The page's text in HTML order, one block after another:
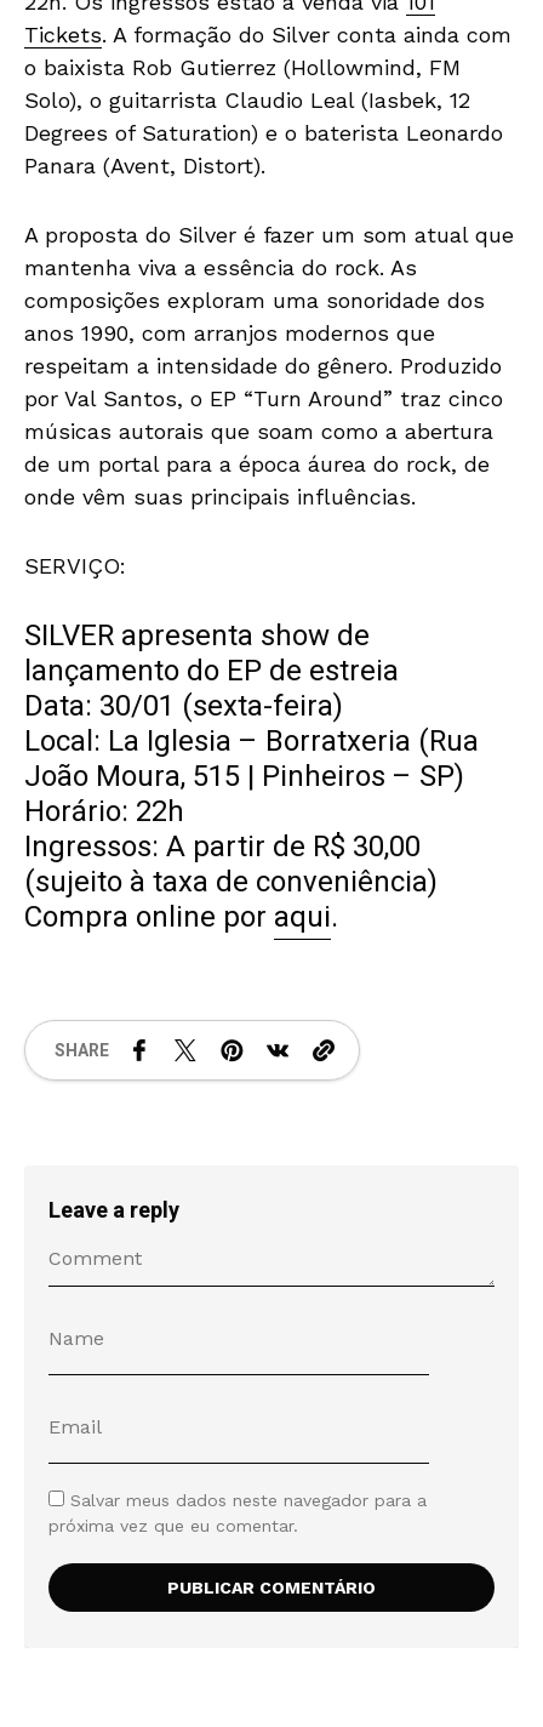
Tickets. A formação do Silver conta ainda com
o baixista Rob Gutierrez (Hollowmind, FM
Solo), o guitarrista Claudio Leal (Iasbek, 12
Degrees of Saturation) e o baterista Leonardo
Panara (Avent, Distort).
A proposta do Silver é fazer um som atual que
mantenha viva a essência do rock. As
composições exploram uma sonoridade dos
anos 1990, com arranjos modernos que
respeitam a intensidade do gênero. Produzido
por Val Santos, o EP “Turn Around” traz cinco
músicas autorais que soam como a abertura
de um portal para a época áurea do rock, de
onde vêm suas principais influências.
SERVIÇO:
SILVER apresenta show de
lançamento do EP de estreia
Data: 30/01 (sexta-feira)
Local: La Iglesia – Borratxeria (Rua
João Moura, 515 | Pinheiros – SP)
Horário: 22h
Ingressos: A partir de R$ 30,00
(sujeito à taxa de conveniência)
Compra online por aqui.
SHARE
Leave a reply
Salvar meus dados neste navegador para a
próxima vez que eu comentar.